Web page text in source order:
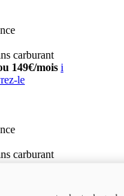
carburant
149€/mois i
le
carburant